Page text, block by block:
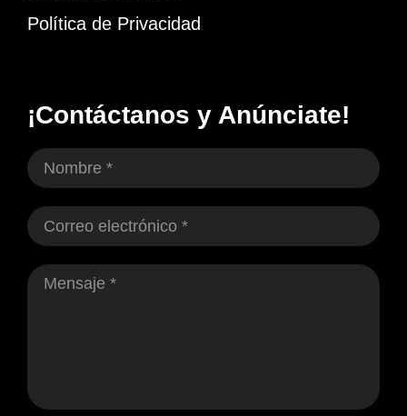
Política de Privacidad
¡Contáctanos y Anúnciate!